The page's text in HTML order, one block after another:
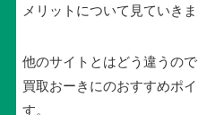
メリットについて見ていきま
他のサイトとはどう違うの
買取おーきにのおすすめポ
す。